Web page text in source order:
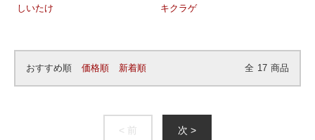
しいたけ キクラゲ
おすすめ順 価格順 新着順 全 17 商品
< 前 次 >